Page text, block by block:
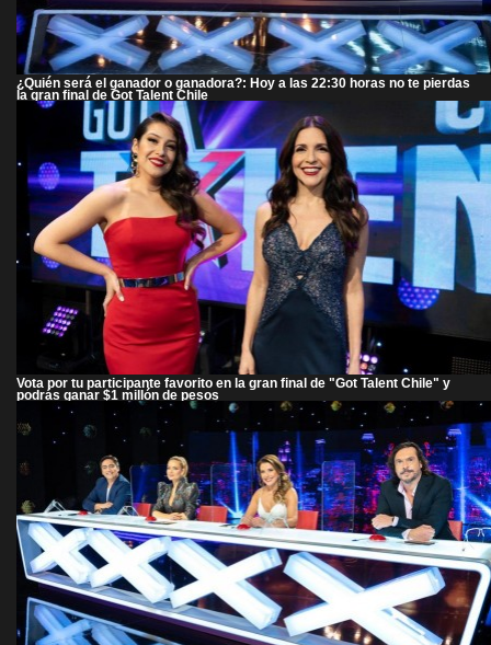
¿Quién será el ganador o ganadora?: Hoy a las 22:30 horas no te pierdas
la gran final de Got Talent Chile
Vota por tu participante favorito en la gran final de "Got Talent Chile" y
podrás ganar $1 millón de pesos